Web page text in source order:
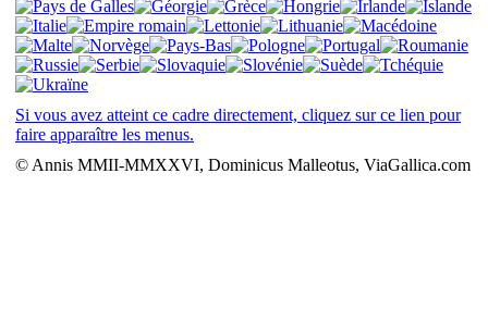
Si vous avez atteint ce cadre directement, cliquez sur ce lien pour
faire apparaître les menus.
© Annis MMII-MMXXVI, Dominicus Malleotus, ViaGallica.com